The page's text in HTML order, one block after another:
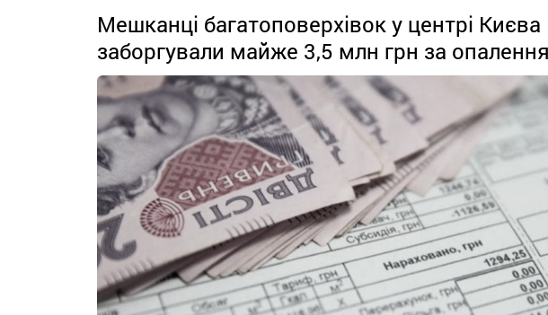
Мешканці багатоповерхівок у центрі Києва
заборгували майже 3,5 млн грн за